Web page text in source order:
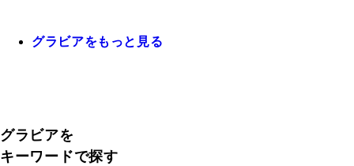
グラビアをもっと見る
グラビアを
キーワードで探す